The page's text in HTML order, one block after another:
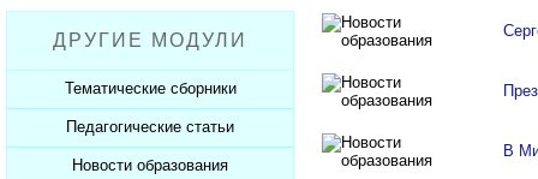
Пожарная безопасность
СанПиНы
Должностные обязанности
Планы, справки, протоколы
Презентации к Дню матери
Презентации к Новому году
Презентации к 23 февраля
Презентации к 8 марта
Презентации к Дню Победы
Разработки учащихся
Софт для учителя
ДРУГИЕ МОДУЛИ
Тематические сборники
Сборники презентаций
Педагогические статьи
Каталог статей
Новости образования
В